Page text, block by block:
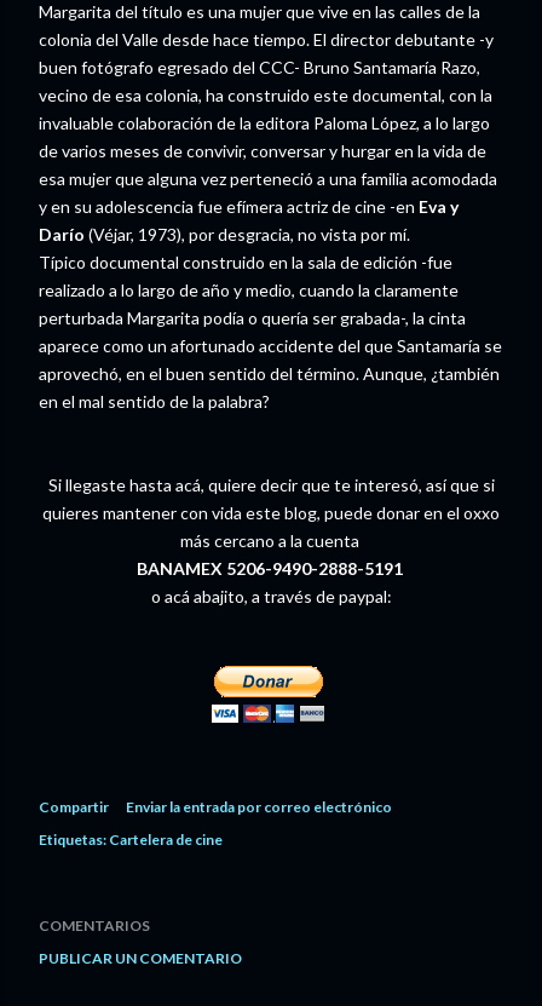
Margarita del título es una mujer que vive en las calles de la
colonia del Valle desde hace tiempo. El director debutante -y
buen fotógrafo egresado del CCC- Bruno Santamaría Razo,
vecino de esa colonia, ha construido este documental, con la
invaluable colaboración de la editora Paloma López, a lo largo
de varios meses de convivir, conversar y hurgar en la vida de
esa mujer que alguna vez perteneció a una familia acomodada
y en su adolescencia fue efímera actriz de cine -en Eva y
Darío (Véjar, 1973), por desgracia, no vista por mí.
Típico documental construido en la sala de edición -fue
realizado a lo largo de año y medio, cuando la claramente
perturbada Margarita podía o quería ser grabada-, la cinta
aparece como un afortunado accidente del que Santamaría se
aprovechó, en el buen sentido del término. Aunque, ¿también
en el mal sentido de la palabra?
Si llegaste hasta acá, quiere decir que te interesó, así que si
quieres mantener con vida este blog, puede donar en el oxxo
más cercano a la cuenta
BANAMEX 5206-9490-2888-5191
o acá abajito, a través de paypal:
Compartir
Enviar la entrada por correo electrónico
Etiquetas: Cartelera de cine
COMENTARIOS
PUBLICAR UN COMENTARIO